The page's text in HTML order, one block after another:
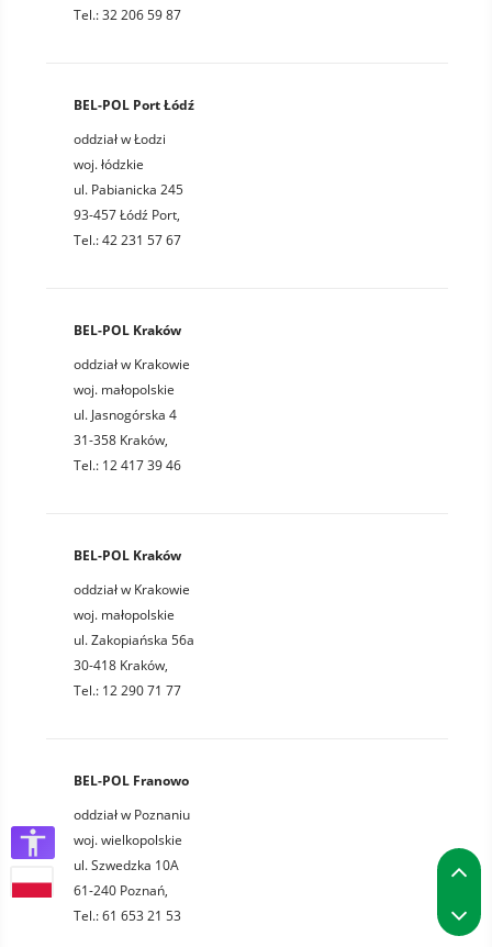
Tel.: 32 206 59 87
BEL-POL Port Łódź
oddział w Łodzi
woj. łódzkie
ul. Pabianicka 245
93-457 Łódź Port,
Tel.: 42 231 57 67
BEL-POL Kraków
oddział w Krakowie
woj. małopolskie
ul. Jasnogórska 4
31-358 Kraków,
Tel.: 12 417 39 46
BEL-POL Kraków
oddział w Krakowie
woj. małopolskie
ul. Zakopiańska 56a
30-418 Kraków,
Tel.: 12 290 71 77
BEL-POL Franowo
oddział w Poznaniu
woj. wielkopolskie
ul. Szwedzka 10A
61-240 Poznań,
Tel.: 61 653 21 53